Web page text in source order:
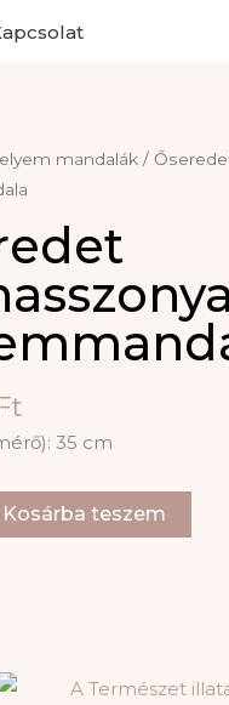
mandalák/
35 cm
Kosárba teszem